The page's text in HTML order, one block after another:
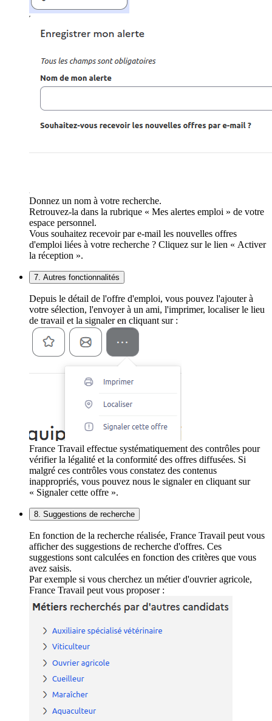
Donnez un nom à votre recherche.
Retrouvez-la dans la rubrique « Mes alertes emploi » de votre
espace personnel.
Vous souhaitez recevoir par e-mail les nouvelles offres
d'emploi liées à votre recherche ? Cliquez sur le lien « Activer
la réception ».
7. Autres fonctionnalités
Depuis le détail de l'offre d'emploi, vous pouvez l'ajouter à
votre sélection, l'envoyer à un ami, l'imprimer, localiser le lieu
de travail et la signaler en cliquant sur :
France Travail effectue systématiquement des contrôles pour
vérifier la légalité et la conformité des offres diffusées. Si
malgré ces contrôles vous constatez des contenus
inappropriés, vous pouvez nous le signaler en cliquant sur
« Signaler cette offre ».
8. Suggestions de recherche
En fonction de la recherche réalisée, France Travail peut vous
afficher des suggestions de recherche d'offres. Ces
suggestions sont calculées en fonction des critères que vous
avez saisis.
Par exemple si vous cherchez un métier d'ouvrier agricole,
France Travail peut vous proposer :